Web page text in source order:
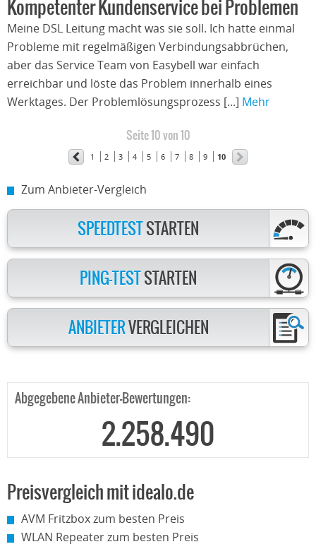
Kompetenter Kundenservice bei Problemen
Meine DSL Leitung macht was sie soll. Ich hatte einmal
Probleme mit regelmäßigen Verbindungsabbrüchen,
aber das Service Team von Easybell war einfach
erreichbar und löste das Problem innerhalb eines
Werktages. Der Problemlösungsprozess [...] Mehr
Seite 10 von 10
1 2 3 4 5 6 7 8 9 10
Zum Anbieter-Vergleich
SPEEDTESTSTARTEN
PING-TESTSTARTEN
ANBIETERVERGLEICHEN
Abgegebene Anbieter-Bewertungen:
2.258.490
Preisvergleich mit idealo.de
AVM Fritzbox zum besten Preis
WLAN Repeater zum besten Preis